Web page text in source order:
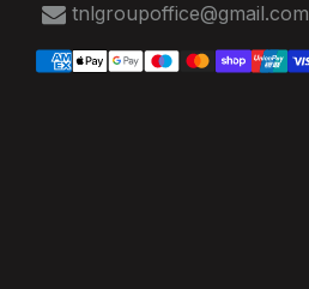
tnlgroupoffice@gmail.com